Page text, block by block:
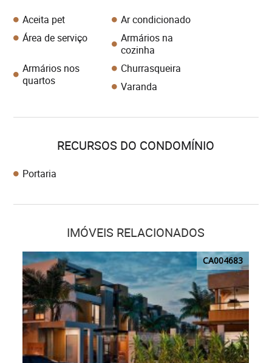
Aceita pet
Ar condicionado
Área de serviço
Armários na
cozinha
Armários nos
quartos
Churrasqueira
Varanda
RECURSOS DO CONDOMÍNIO
Portaria
IMÓVEIS RELACIONADOS
CA004683